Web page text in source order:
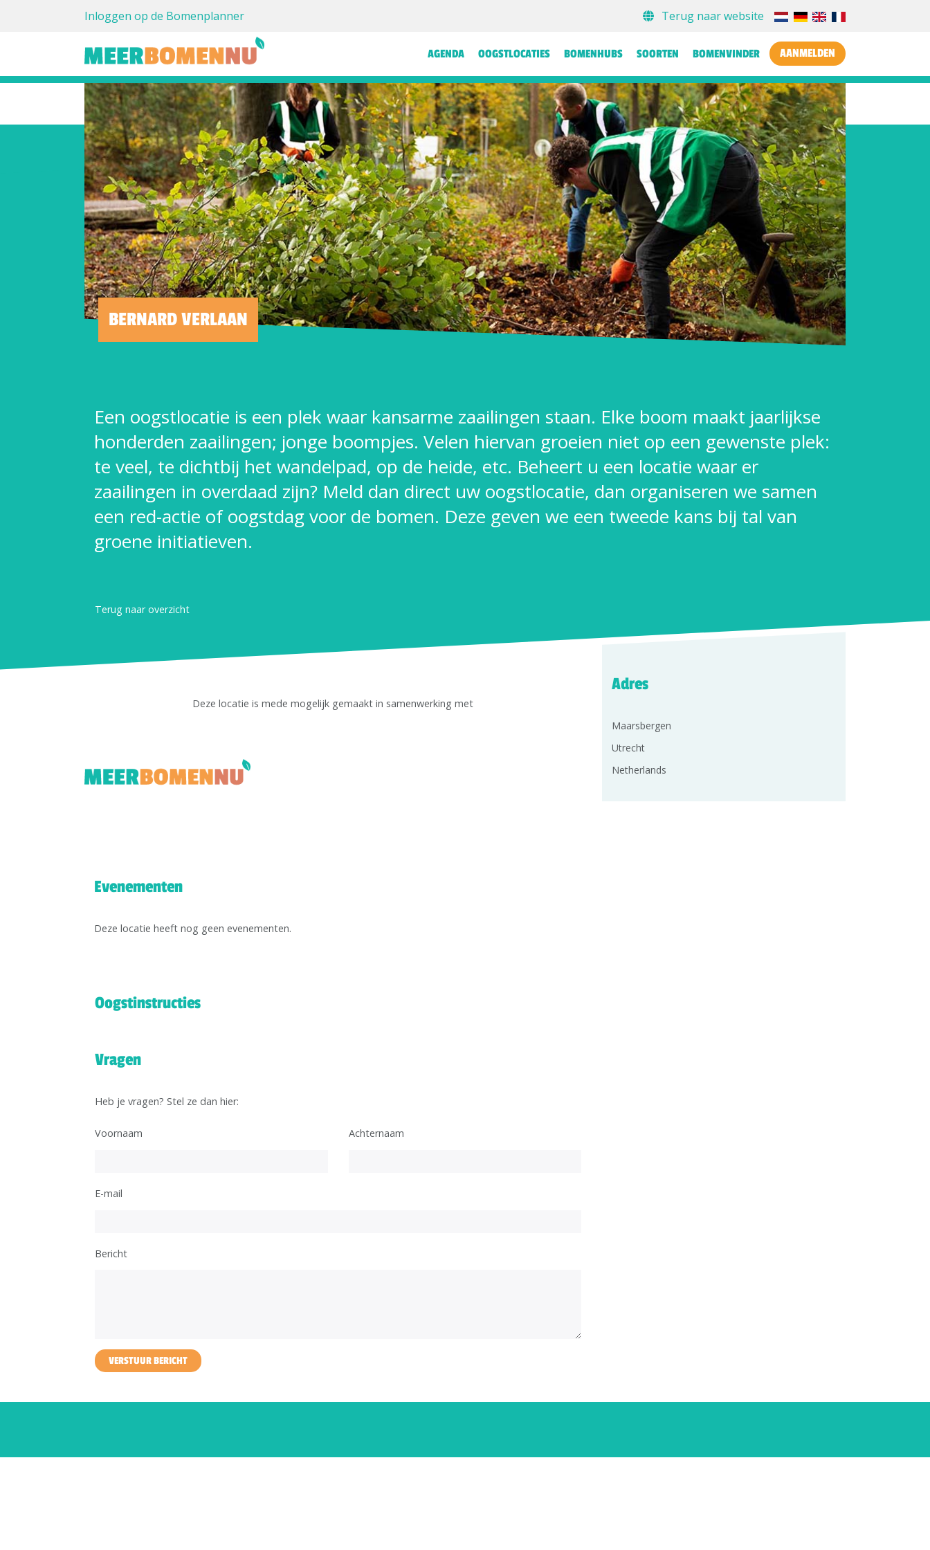
Inloggen op de Bomenplanner Terug naar website
AGENDA OOGSTLOCATIES BOMENHUBS SOORTEN BOMENVINDER AANMELDEN
BERNARD VERLAAN
Een oogstlocatie is een plek waar kansarme zaailingen staan. Elke boom maakt jaarlijkse
honderden zaailingen; jonge boompjes. Velen hiervan groeien niet op een gewenste plek:
te veel, te dichtbij het wandelpad, op de heide, etc. Beheert u een locatie waar er
zaailingen in overdaad zijn? Meld dan direct uw oogstlocatie, dan organiseren we samen
een red-actie of oogstdag voor de bomen. Deze geven we een tweede kans bij tal van
groene initiatieven.
Terug naar overzicht
Deze locatie is mede mogelijk gemaakt in samenwerking met
Evenementen
Deze locatie heeft nog geen evenementen.
Adres
Maarsbergen
Utrecht
Netherlands
Oogstinstructies
Vragen
Heb je vragen? Stel ze dan hier:
Voornaam Achternaam
E-mail
Bericht
VERSTUUR BERICHT